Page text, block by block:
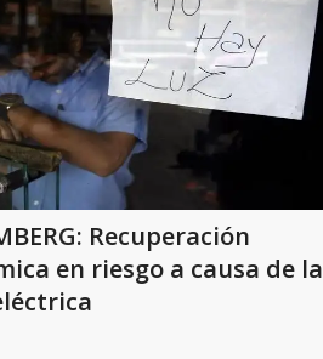
Recuperación
en riesgo a causa de la